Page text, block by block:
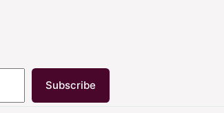
Subscribe